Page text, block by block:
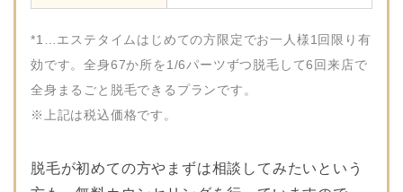
*1…エステタイムはじめての方限定でお一人様1回限り有
効です。全身67か所を1/6パーツずつ脱毛して6回来店で
全身まるごと脱毛できるプランです。
※上記は税込価格です。
脱毛が初めての方やまずは相談してみたいという